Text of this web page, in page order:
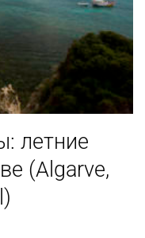
летние
(Algarve,